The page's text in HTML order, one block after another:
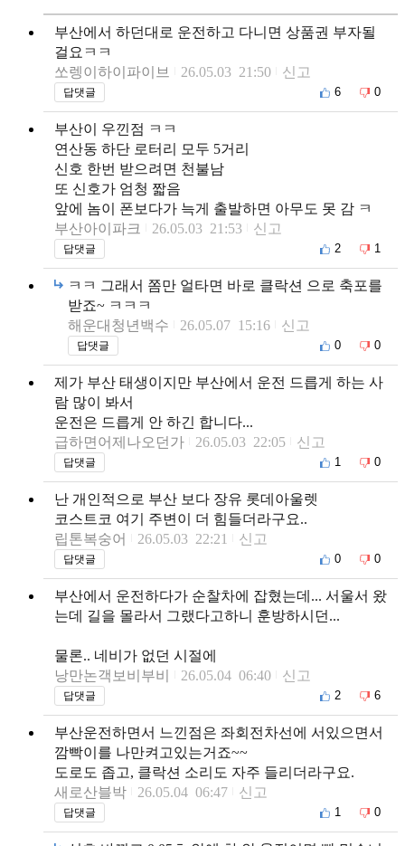
부산에서 하던대로 운전하고 다니면 상품권 부자될
걸요ㅋㅋ
쏘렝이하이파이브
26.05.03 21:50 신고
답댓글 6 0
부산이 우낀점 ㅋㅋ
연산동 하단 로터리 모두 5거리
신호 한번 받으려면 천불남
또 신호가 엄청 짧음
앞에 놈이 폰보다가 늑게 출발하면 아무도 못 감 ㅋ
부산아이파크
26.05.03 21:53 신고
답댓글 2 1
ㅋㅋ 그래서 쫌만 얼타면 바로 클락션 으로 축포를
받죠~ ㅋㅋㅋ
해운대청년백수
26.05.07 15:16 신고
답댓글 0 0
제가 부산 태생이지만 부산에서 운전 드릅게 하는 사
람 많이 봐서
운전은 드릅게 안 하긴 합니다...
급하면어제나오던가
26.05.03 22:05 신고
답댓글 1 0
난 개인적으로 부산 보다 장유 롯데아울렛
코스트코 여기 주변이 더 힘들더라구요..
립톤복숭어
26.05.03 22:21 신고
답댓글 0 0
부산에서 운전하다가 순찰차에 잡혔는데... 서울서 왔
는데 길을 몰라서 그랬다고하니 훈방하시던...
물론.. 네비가 없던 시절에
낭만논객보비부비
26.05.04 06:40 신고
답댓글 2 6
부산운전하면서 느낀점은 좌회전차선에 서있으면서
깜빡이를 나만켜고있는거죠~~
도로도 좁고, 클락션 소리도 자주 들리더라구요.
새로산블박
26.05.04 06:47 신고
답댓글 1 0